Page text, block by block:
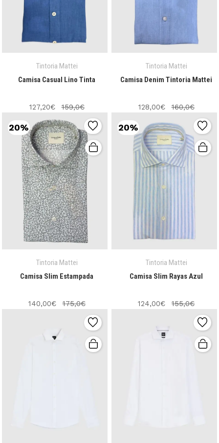
Tintoria Mattei
Camisa Casual Lino Tinta
127,20€ 159,0€
Tintoria Mattei
Camisa Denim Tintoria Mattei
128,00€ 160,0€
20%
Tintoria Mattei
Camisa Slim Estampada
140,00€ 175,0€
20%
Tintoria Mattei
Camisa Slim Rayas Azul
124,00€ 155,0€